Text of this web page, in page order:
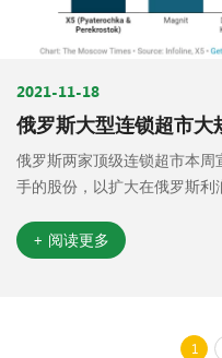
2021-11-18
俄罗斯大型连锁超市
俄罗斯两家顶级连锁超市本
手的股份，以扩大在俄罗斯利
+ 阅读更多
1